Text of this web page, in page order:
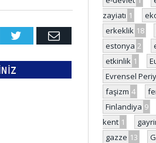
Twitter Email
zayiatı 1
erkeklik 18
estonya 2
etkinlik 1
Evrensel
faşizm 4
Finlandiya 9
kent 1
gazze 13